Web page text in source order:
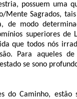
possuem uma
Mente Sagrados,
de modo
superiores
que todos nós
Para aqueles
se sono
do Caminho,